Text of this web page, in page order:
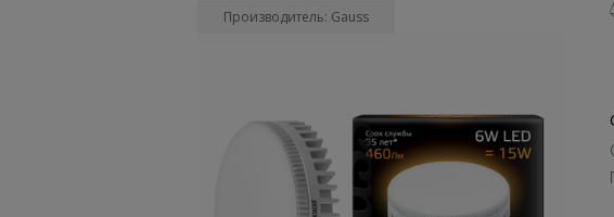
Производитель: Gauss